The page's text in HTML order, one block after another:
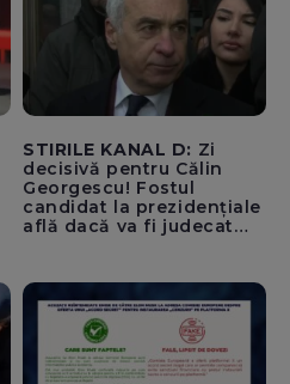
STIRILE KANAL D: Zi
decisivă pentru Călin
Georgescu! Fostul
candidat la prezidențiale
află dacă va fi judecat